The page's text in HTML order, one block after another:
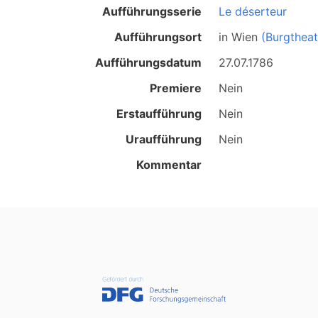
Aufführungsserie
Le déserteur
Aufführungsort
in Wien
Aufführungsdatum
27.07.1786
Premiere
Nein
Erstaufführung
Nein
Uraufführung
Nein
Kommentar